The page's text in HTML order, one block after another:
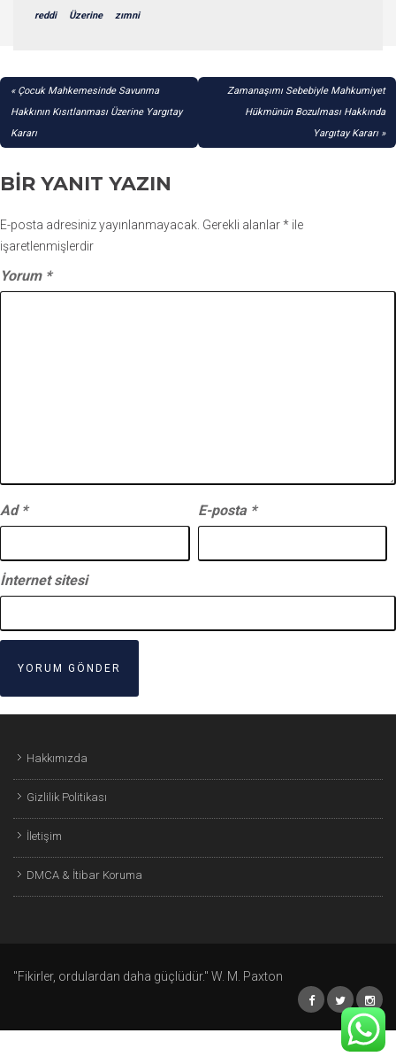
reddi Üzerine zımni
YAZI
GEZINMESI
Çocuk Mahkemesinde Savunma
Hakkının Kısıtlanması Üzerine Yargıtay
Kararı
Zamanaşımı Sebebiyle Mahkumiyet
Hükmünün Bozulması Hakkında
Yargıtay Kararı
BIR YANIT YAZIN
E-posta adresiniz yayınlanmayacak. Gerekli alanlar* ile
işaretlenmişlerdir
Yorum *
Ad * E-posta *
İnternet sitesi
Hakkımızda
Gizlilik Politikası
İletişim
DMCA & İtibar Koruma
"Fikirler, ordulardan daha güçlüdür." W. M. Paxton